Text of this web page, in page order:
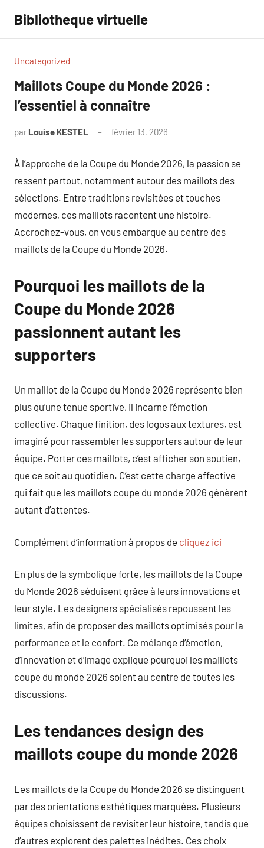
contenu
Bibliotheque virtuelle
Uncategorized
Maillots Coupe du Monde 2026 :
l’essentiel à connaître
par Louise KESTEL février 13, 2026
À l’approche de la Coupe du Monde 2026, la passion se
ressent partout, notamment autour des maillots des
sélections. Entre traditions revisitées et touches
modernes, ces maillots racontent une histoire.
Accrochez-vous, on vous embarque au centre des
maillots de la Coupe du Monde 2026.
Pourquoi les maillots de la
Coupe du Monde 2026
passionnent autant les
supporters
Un maillot de la Coupe du Monde 2026 représente bien
plus qu’une tenue sportive, il incarne l’émotion
collective. Chaque finition, des logos aux textures, est
imaginé pour rassembler les supporters autour de leur
équipe. Porter ces maillots, c’est afficher son soutien,
que ce soit au quotidien. C’est cette charge affective
qui fait que les maillots coupe du monde 2026 génèrent
autant d’attentes.
Complément d’information à propos de cliquez ici
En plus de la symbolique forte, les maillots de la Coupe
du Monde 2026 séduisent grâce à leurs innovations et
leur style. Les designers spécialisés repoussent les
limites, afin de proposer des maillots optimisés pour la
performance et le confort. Ce mélange d’émotion,
d’innovation et d’image explique pourquoi les maillots
coupe du monde 2026 soient au centre de toutes les
discussions.
Les tendances design des
maillots coupe du monde 2026
Les maillots de la Coupe du Monde 2026 se distinguent
par des orientations esthétiques marquées. Plusieurs
équipes choisissent de revisiter leur histoire, tandis que
d’autres explorent des palettes inédites. Ces choix